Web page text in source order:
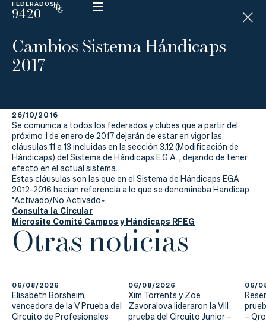
FEDERADOS
9420
ESP
N
D
I
C
La
Federación
Federarse
Jugar
Aprender
Actualidad
Tienda
Cambios Sistema Hándicaps
2017
26/10/2016
Se comunica a todos los federados y clubes que a partir del
próximo 1 de enero de 2017 dejarán de estar en vigor las
cláusulas 11 a 13 incluidas en la sección 3.12 (Modificación de
Hándicaps) del Sistema de Hándicaps E.G.A. , dejando de tener
efecto en el actual sistema.
Estas cláusulas son las que en el Sistema de Hándicaps EGA
2012-2016 hacían referencia a lo que se denominaba Handicap
“Activado/No Activado».
Consulta la Circular
Microsite Comité Campos y Hándicaps RFEG
Otras noticias
06/08/2026
Elisabeth Borsheim,
vencedora de la V Prueba del
Circuito de Profesionales
06/08/2026
Xim Torrents y Zoe
Zavoralova lideraron la VIII
prueba del Circuito Junior –
06/
–